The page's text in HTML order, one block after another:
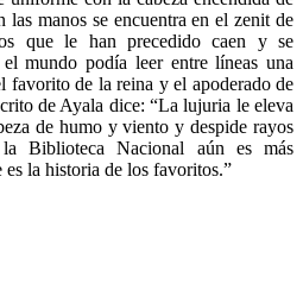
manos se encuentra en el zenit de
que le han precedido caen y se
mundo podía leer entre líneas una
favorito de la reina y el apoderado de
de Ayala dice: “La lujuria le eleva
de humo y viento y despide rayos
Biblioteca Nacional aún es más
la historia de los favoritos.”